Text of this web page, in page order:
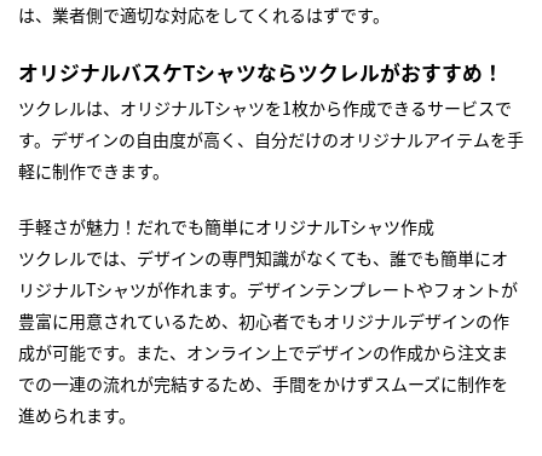
は、業者側で適切な対応をしてくれるはずです。
オリジナルバスケTシャツならツクレルがおすすめ！
ツクレルは、オリジナルTシャツを1枚から作成できるサービスで
す。デザインの自由度が高く、自分だけのオリジナルアイテムを手
軽に制作できます。
手軽さが魅力！だれでも簡単にオリジナルTシャツ作成
ツクレルでは、デザインの専門知識がなくても、誰でも簡単にオ
リジナルTシャツが作れます。デザインテンプレートやフォントが
豊富に用意されているため、初心者でもオリジナルデザインの作
成が可能です。また、オンライン上でデザインの作成から注文ま
での一連の流れが完結するため、手間をかけずスムーズに制作を
進められます。